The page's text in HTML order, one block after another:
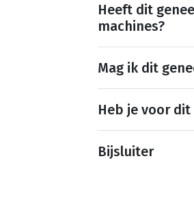
Heeft dit
machines?
Mag ik dit
Heb je voor
Bijsluiter